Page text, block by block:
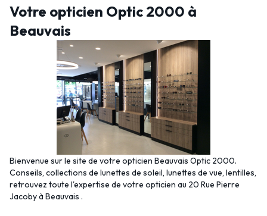
Votre opticien Optic 2000 à
Beauvais
Bienvenue sur le site de votre opticien Beauvais Optic 2000.
Conseils, collections de lunettes de soleil, lunettes de vue, lentilles,
retrouvez toute l'expertise de votre opticien au 20 Rue Pierre
Jacoby à Beauvais .